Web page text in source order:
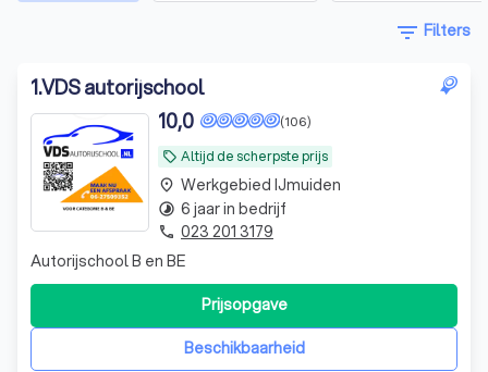
filter_list Filters
1.VDS autorijschool
local_offer Altijd de scherpste prijs
(106)
10,0
Autorijschool B en BE
Beschikbaarheid
Prijsopgave
place Werkgebied IJmuiden
timelapse 6 jaar in bedrijf
phone 023 201 3179